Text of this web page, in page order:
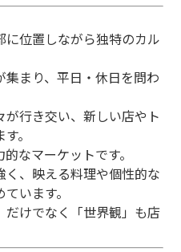
位置しながら独特のカル
まり、平日・休日を問わ
行き交い、新しい店やト
。
なマーケットです。
、映える料理や個性的な
います。
けでなく「世界観」も店